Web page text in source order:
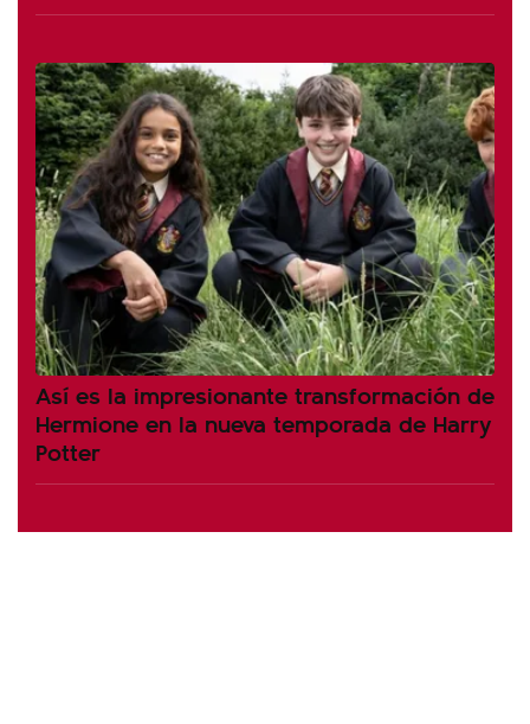
Así es la impresionante transformación de
Hermione en la nueva temporada de Harry
Potter